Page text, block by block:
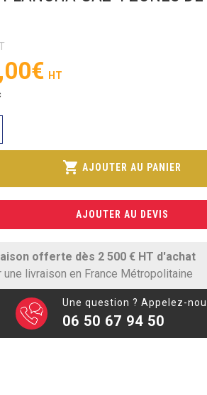
€
shopping_cart AJOUTER AU PANIER
AJOUTER AU DEVIS
offerte dès 2 500 € HT d'achat
une livraison en France Métropolitaine
Une question ? Appelez-
06 50 67 94 50